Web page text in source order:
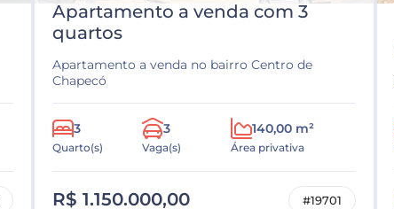
Apartamento a venda com 3
quartos
Apartamento a venda no bairro Centro de
Chapecó
3
Quarto(s)
3
Vaga(s)
140,00 m²
Área privativa
R$ 1.150.000,00 #19701